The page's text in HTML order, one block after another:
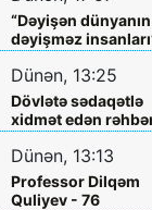
Rəsulov və arvadı
Arzu Əskərovanın
icra etdiyi mioma
əməliyyatından
sonra qadının
ölümü ilə bağlı
Şəmkir rayon
araşdırma aparılır
“Dəyişən dünyanın
dəyişməz
layihəsində...
Dünən, 13:25
Dövlətə sədaqətlə
xidmət edən
Şəmkir Elektrik
Şəbəkəsinin rəisi
Mehman Xəlilovun
fəaliyyəti
Dünən, 13:13
Professor Dilqəm
Quliyev - 76